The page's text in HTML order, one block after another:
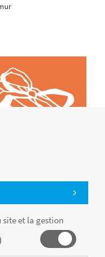
site et la gestion